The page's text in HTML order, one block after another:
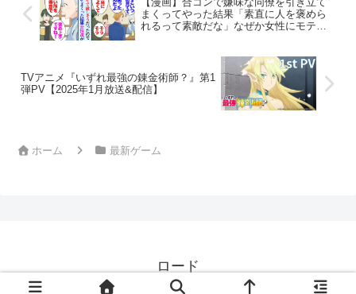
まくってやった結果「素直に人を褒めら
れるって素敵だな」なぜか女性にモテて
TVアニメ『いずれ最強の錬金術師？』第1
弾PV【2025年1月放送&配信】
ホーム 最新ゲーム
ロード
© 2024 ロード.